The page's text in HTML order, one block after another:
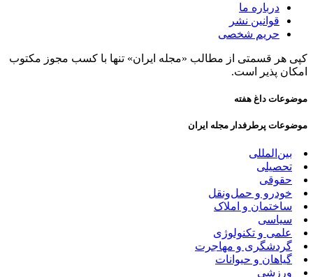
درباره ما
قوانین نشر
حریم شخصی
کپی هر قسمتی از مطالب «مجله ایران» تنها با کسب مجوز مکتوب
امکان پذیر است.
موضوعات داغ هفته
موضوعات پرطرفدار مجله ایران
بین‌المللی
تحصیلی
حقوقی
خودرو و حمل‌و‌نقل
ساختمان و املاک
سیاسی
علمی و تکنولوژی
گردشگری و مهاجرت
گیاهان و حیوانات
ورزشی